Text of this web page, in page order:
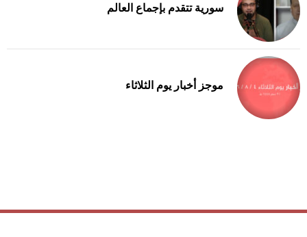
سورية تتقدم بإجماع العالم
موجز أخبار يوم الثلاثاء